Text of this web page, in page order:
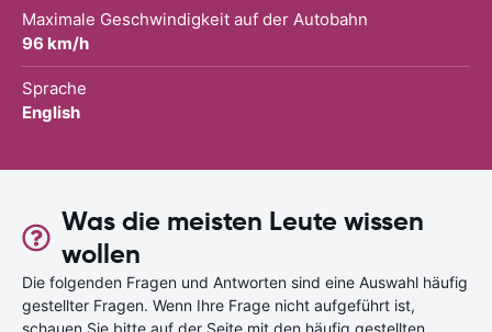
Maximale Geschwindigkeit auf der Autobahn
96 km/h
Sprache
English
Was die meisten Leute wissen
wollen
Die folgenden Fragen und Antworten sind eine Auswahl häufig
gestellter Fragen. Wenn Ihre Frage nicht aufgeführt ist,
schauen Sie bitte auf der Seite mit den häufig gestellten